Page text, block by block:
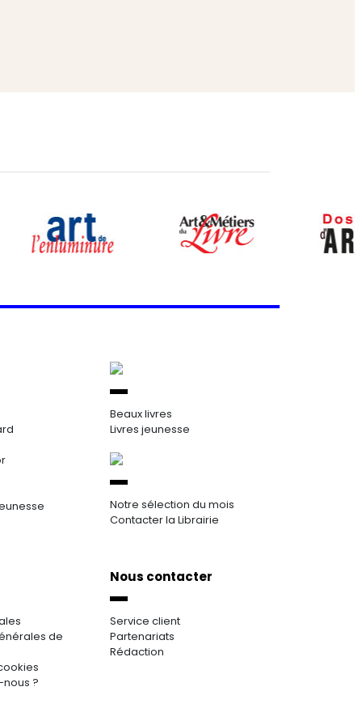
Beaux livres
Livres jeunesse
Notre sélection du mois
Contacter la Librairie
de
?
Nous contacter
Service client
Partenariats
Rédaction